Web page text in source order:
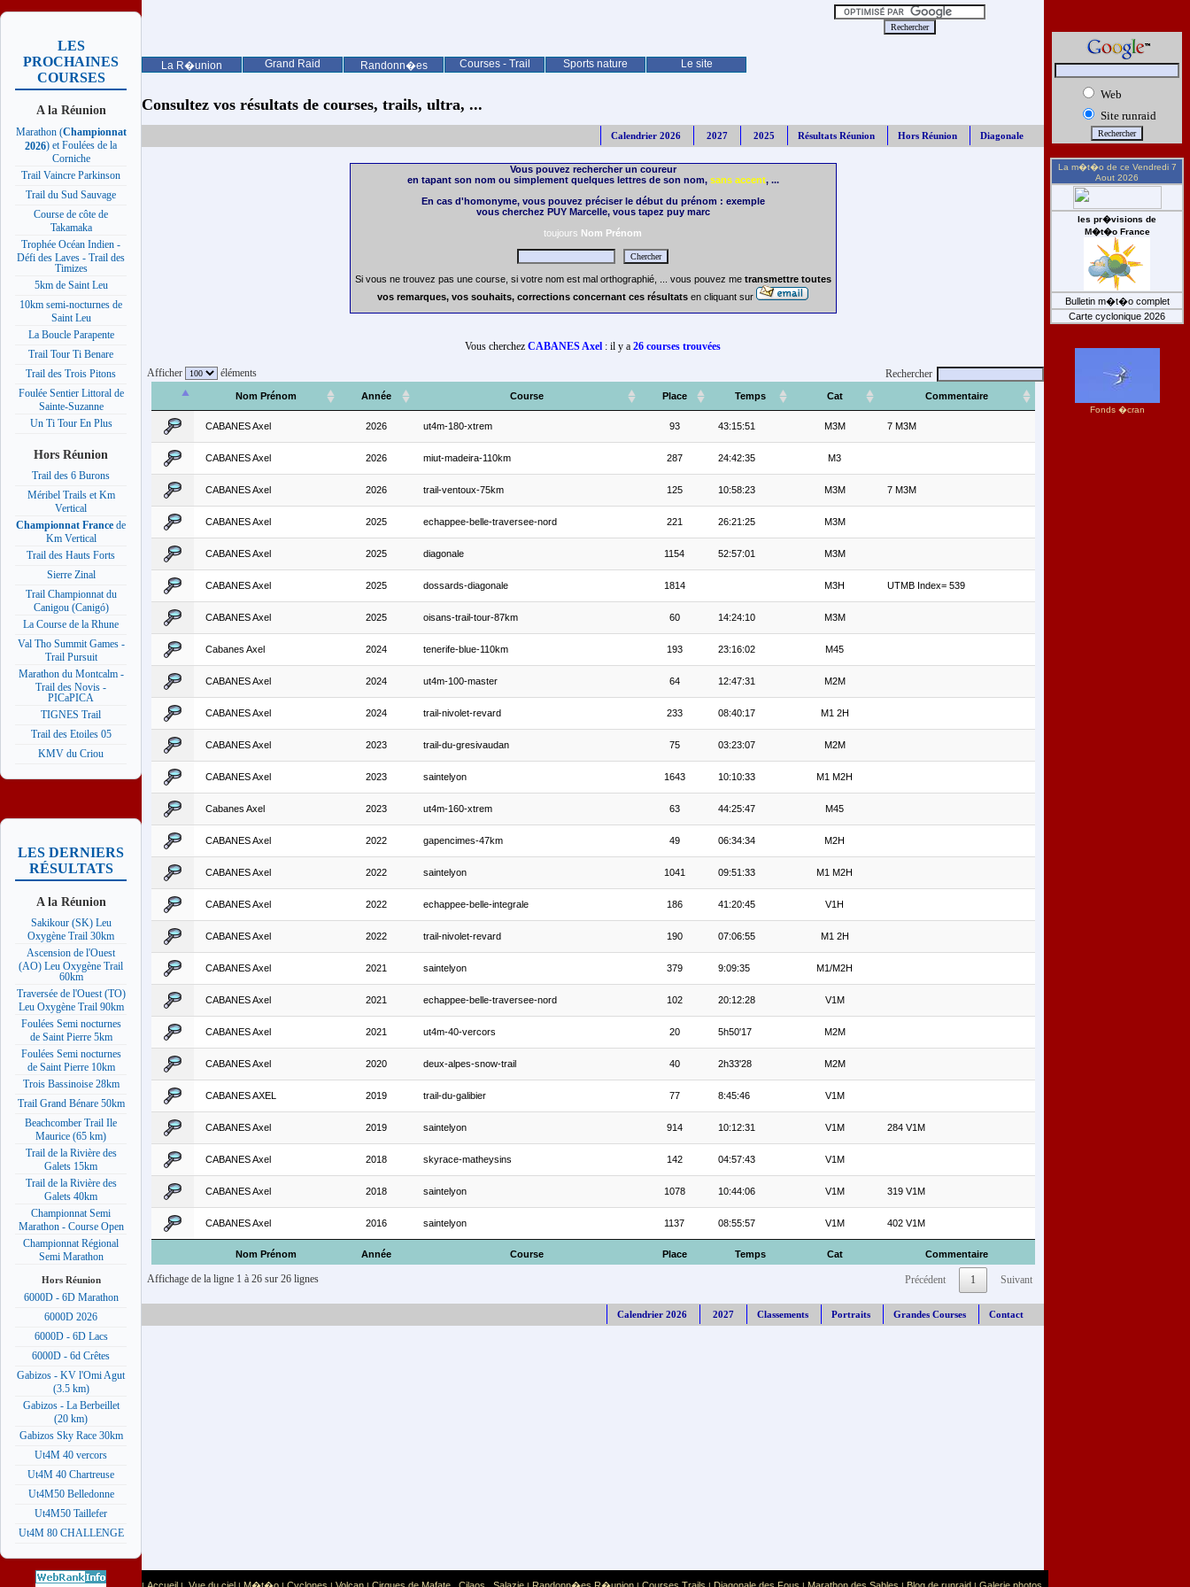
La R�union Grand Raid Randonn�es Courses - Trail Sports nature Le site
LES
PROCHAINES
COURSES
A la Réunion
Marathon (Championnat
2026) et Foulées de la
Corniche
Trail Vaincre Parkinson
Trail du Sud Sauvage
Course de côte de
Takamaka
Trophée Océan Indien -
Défi des Laves - Trail des
Timizes
5km de Saint Leu
10km semi-nocturnes de
Saint Leu
La Boucle Parapente
Trail Tour Ti Benare
Trail des Trois Pitons
Foulée Sentier Littoral de
Sainte-Suzanne
Un Ti Tour En Plus
Hors Réunion
Trail des 6 Burons
Méribel Trails et Km
Vertical
Championnat France de
Km Vertical
Trail des Hauts Forts
Sierre Zinal
Trail Championnat du
Canigou (Canigó)
La Course de la Rhune
Val Tho Summit Games -
Trail Pursuit
Marathon du Montcalm -
Trail des Novis -
PICaPICA
TIGNES Trail
Trail des Etoiles 05
KMV du Criou
LES DERNIERS
RÉSULTATS
A la Réunion
Sakikour (SK) Leu
Oxygène Trail 30km
Ascension de l'Ouest
(AO) Leu Oxygène Trail
60km
Traversée de l'Ouest (TO)
Leu Oxygène Trail 90km
Foulées Semi nocturnes
de Saint Pierre 5km
Foulées Semi nocturnes
de Saint Pierre 10km
Trois Bassinoise 28km
Trail Grand Bénare 50km
Beachcomber Trail Ile
Maurice (65 km)
Trail de la Rivière des
Galets 15km
Trail de la Rivière des
Galets 40km
Championnat Semi
Marathon - Course Open
Championnat Régional
Semi Marathon
Hors Réunion
6000D - 6D Marathon
6000D 2026
6000D - 6D Lacs
6000D - 6d Crêtes
Gabizos - KV l'Omi Agut
(3.5 km)
Gabizos - La Berbeillet
(20 km)
Gabizos Sky Race 30km
Ut4M 40 vercors
Ut4M 40 Chartreuse
Ut4M50 Belledonne
Ut4M50 Taillefer
Ut4M 80 CHALLENGE
Consultez vos résultats de courses, trails, ultra, ...
Calendrier 2026 2027 2025 Résultats Réunion Hors Réunion Diagonale
Vous pouvez rechercher un coureur
en tapant son nom ou simplement quelques lettres de son nom, sans accent, ...
En cas d'homonyme, vous pouvez préciser le début du prénom : exemple
vous cherchez PUY Marcelle, vous tapez puy marc
toujours Nom Prénom
Si vous ne trouvez pas une course, si votre nom est mal orthographié, ... vous pouvez me transmettre toutes
vos remarques, vos souhaits, corrections concernant ces résultats en cliquant sur
Vous cherchez CABANES Axel : il y a 26 courses trouvées
Afficher éléments Rechercher
Nom Prénom Année Course Place Temps Cat Commentaire
Nom Prénom Année Course Place Temps Cat Commentaire
CABANES Axel 2026 ut4m-180-xtrem 93 43:15:51 M3M 7 M3M
CABANES Axel 2026 miut-madeira-110km 287 24:42:35 M3
CABANES Axel 2026 trail-ventoux-75km 125 10:58:23 M3M 7 M3M
CABANES Axel 2025 echappee-belle-traversee-nord 221 26:21:25 M3M
CABANES Axel 2025 diagonale 1154 52:57:01 M3M
CABANES Axel 2025 dossards-diagonale 1814 M3H UTMB Index= 539
CABANES Axel 2025 oisans-trail-tour-87km 60 14:24:10 M3M
Cabanes Axel 2024 tenerife-blue-110km 193 23:16:02 M45
CABANES Axel 2024 ut4m-100-master 64 12:47:31 M2M
CABANES Axel 2024 trail-nivolet-revard 233 08:40:17 M1 2H
CABANES Axel 2023 trail-du-gresivaudan 75 03:23:07 M2M
CABANES Axel 2023 saintelyon 1643 10:10:33 M1 M2H
Cabanes Axel 2023 ut4m-160-xtrem 63 44:25:47 M45
CABANES Axel 2022 gapencimes-47km 49 06:34:34 M2H
CABANES Axel 2022 saintelyon 1041 09:51:33 M1 M2H
CABANES Axel 2022 echappee-belle-integrale 186 41:20:45 V1H
CABANES Axel 2022 trail-nivolet-revard 190 07:06:55 M1 2H
CABANES Axel 2021 saintelyon 379 9:09:35 M1/M2H
CABANES Axel 2021 echappee-belle-traversee-nord 102 20:12:28 V1M
CABANES Axel 2021 ut4m-40-vercors 20 5h50'17 M2M
CABANES Axel 2020 deux-alpes-snow-trail 40 2h33'28 M2M
CABANES AXEL 2019 trail-du-galibier 77 8:45:46 V1M
CABANES Axel 2019 saintelyon 914 10:12:31 V1M 284 V1M
CABANES Axel 2018 skyrace-matheysins 142 04:57:43 V1M
CABANES Axel 2018 saintelyon 1078 10:44:06 V1M 319 V1M
CABANES Axel 2016 saintelyon 1137 08:55:57 V1M 402 V1M
Affichage de la ligne 1 à 26 sur 26 lignes Précédent 1 Suivant
Calendrier 2026 2027 Classements Portraits Grandes Courses Contact
Web
Site runraid
La m�t�o de ce Vendredi 7
Aout 2026
les pr�visions de
M�t�o France
Bulletin m�t�o complet
Carte cyclonique 2026
Fonds �cran